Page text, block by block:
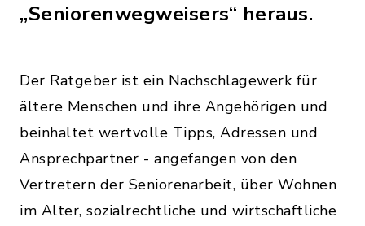
„Seniorenwegweisers“ heraus.
Der Ratgeber ist ein Nachschlagewerk für
ältere Menschen und ihre Angehörigen und
beinhaltet wertvolle Tipps, Adressen und
Ansprechpartner - angefangen von den
Vertretern der Seniorenarbeit, über Wohnen
im Alter, sozialrechtliche und wirtschaftliche